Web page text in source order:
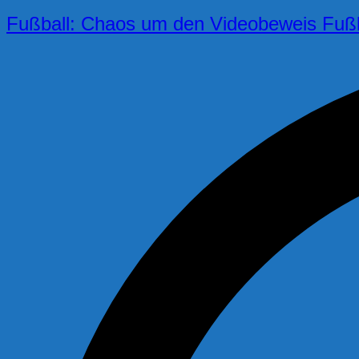
Fußball: Chaos um den Videobeweis